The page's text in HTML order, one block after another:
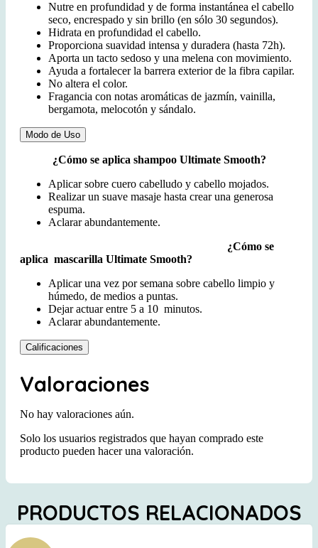
Nutre en profundidad y de forma instantánea el cabello
seco, encrespado y sin brillo (en sólo 30 segundos).
Hidrata en profundidad el cabello.
Proporciona suavidad intensa y duradera (hasta 72h).
Aporta un tacto sedoso y una melena con movimiento.
Ayuda a fortalecer la barrera exterior de la fibra capilar.
No altera el color.
Fragancia con notas aromáticas de jazmín, vainilla,
bergamota, melocotón y sándalo.
Modo de Uso
¿Cómo se aplica shampoo Ultimate Smooth?
Aplicar sobre cuero cabelludo y cabello mojados.
Realizar un suave masaje hasta crear una generosa
espuma.
Aclarar abundantemente.
¿Cómo se
aplica mascarilla Ultimate Smooth?
Aplicar una vez por semana sobre cabello limpio y
húmedo, de medios a puntas.
Dejar actuar entre 5 a 10 minutos.
Aclarar abundantemente.
Calificaciones
Valoraciones
No hay valoraciones aún.
Solo los usuarios registrados que hayan comprado este
producto pueden hacer una valoración.
PRODUCTOS RELACIONADOS